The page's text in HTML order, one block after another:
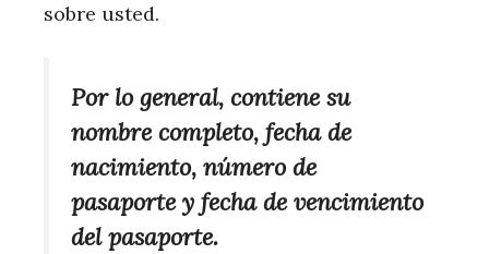
sobre usted.
Por lo general, contiene su
nombre completo, fecha de
nacimiento, número de
pasaporte y fecha de vencimiento
del pasaporte.